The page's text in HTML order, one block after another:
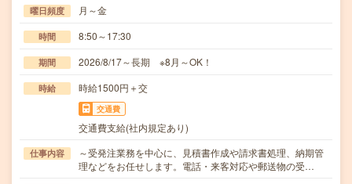
曜日頻度 月～金
時間 8:50～17:30
期間 2026/8/17～長期 ※8月～OK！
時給 時給1500円＋交
交通費
交通費支給(社内規定あり)
仕事内容
～受発注業務を中心に、見積書作成や請求書処理、納期管
理などをお任せします。電話・来客対応や郵送物の受…